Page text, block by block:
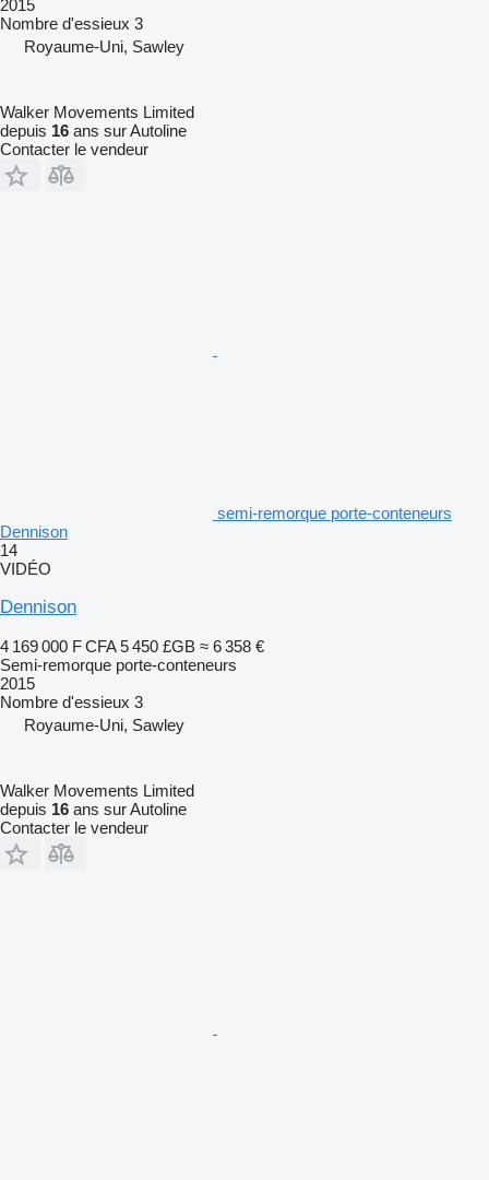
2015
Nombre d'essieux 3
Royaume-Uni, Sawley
Walker Movements Limited
depuis 16 ans sur Autoline
Contacter le vendeur
semi-remorque porte-conteneurs
Dennison
14
VIDÉO
Dennison
4 169 000 F CFA 5 450 £GB ≈ 6 358 €
Semi-remorque porte-conteneurs
2015
Nombre d'essieux 3
Royaume-Uni, Sawley
Walker Movements Limited
depuis 16 ans sur Autoline
Contacter le vendeur